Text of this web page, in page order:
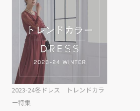
2023-24冬ドレス トレンドカラ
ー特集